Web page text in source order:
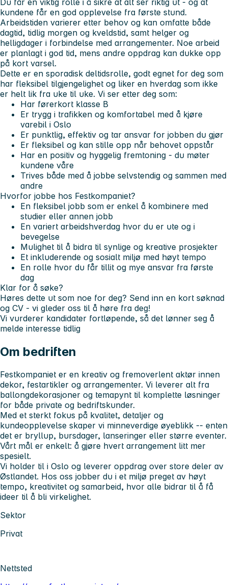
Du får en viktig rolle i å sikre at alt ser riktig ut - og at
kundene får en god opplevelse fra første stund.
Arbeidstiden varierer etter behov og kan omfatte både
dagtid, tidlig morgen og kveldstid, samt helger og
helligdager i forbindelse med arrangementer. Noe arbeid
er planlagt i god tid, mens andre oppdrag kan dukke opp
på kort varsel.
Dette er en sporadisk deltidsrolle, godt egnet for deg som
har fleksibel tilgjengelighet og liker en hverdag som ikke
er helt lik fra uke til uke. Vi ser etter deg som:
Har førerkort klasse B
Er trygg i trafikken og komfortabel med å kjøre
varebil i Oslo
Er punktlig, effektiv og tar ansvar for jobben du gjør
Er fleksibel og kan stille opp når behovet oppstår
Har en positiv og hyggelig fremtoning - du møter
kundene våre
Trives både med å jobbe selvstendig og sammen med
andre
Hvorfor jobbe hos Festkompaniet?
En fleksibel jobb som er enkel å kombinere med
studier eller annen jobb
En variert arbeidshverdag hvor du er ute og i
bevegelse
Mulighet til å bidra til synlige og kreative prosjekter
Et inkluderende og sosialt miljø med høyt tempo
En rolle hvor du får tillit og mye ansvar fra første
dag
Klar for å søke?
Høres dette ut som noe for deg? Send inn en kort søknad
og CV - vi gleder oss til å høre fra deg!
Vi vurderer kandidater fortløpende, så det lønner seg å
melde interesse tidlig
Om bedriften
Festkompaniet er en kreativ og fremoverlent aktør innen
dekor, festartikler og arrangementer. Vi leverer alt fra
ballongdekorasjoner og temapynt til komplette løsninger
for både private og bedriftskunder.
Med et sterkt fokus på kvalitet, detaljer og
kundeopplevelse skaper vi minneverdige øyeblikk -- enten
det er bryllup, bursdager, lanseringer eller større eventer.
Vårt mål er enkelt: å gjøre hvert arrangement litt mer
spesielt.
Vi holder til i Oslo og leverer oppdrag over store deler av
Østlandet. Hos oss jobber du i et miljø preget av høyt
tempo, kreativitet og samarbeid, hvor alle bidrar til å få
ideer til å bli virkelighet.
Sektor
Privat
Nettsted